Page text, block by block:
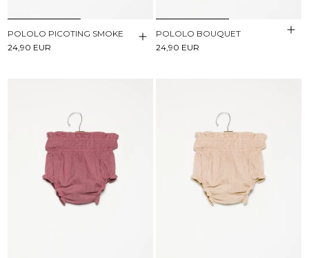
POLOLO PICOTING SMOKE
24,90 EUR
POLOLO BOUQUET
24,90 EUR